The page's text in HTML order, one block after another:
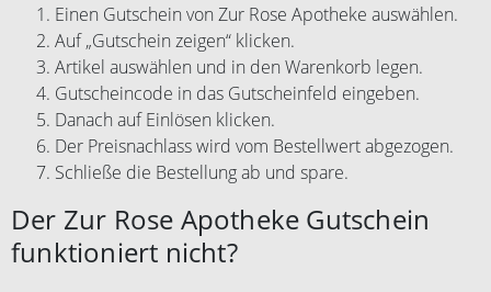
Einen Gutschein von Zur Rose Apotheke auswählen.
Auf „Gutschein zeigen“ klicken.
Artikel auswählen und in den Warenkorb legen.
Gutscheincode in das Gutscheinfeld eingeben.
Danach auf Einlösen klicken.
Der Preisnachlass wird vom Bestellwert abgezogen.
Schließe die Bestellung ab und spare.
Der Zur Rose Apotheke Gutschein
funktioniert nicht?